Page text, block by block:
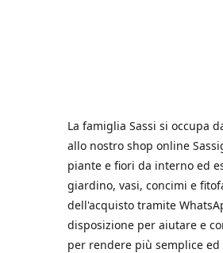
La famiglia Sassi si occupa
allo nostro shop online
piante e fiori da interno ed
giardino, vasi, concimi e
dell'acquisto tramite
disposizione per aiutare e
per rendere più semplice